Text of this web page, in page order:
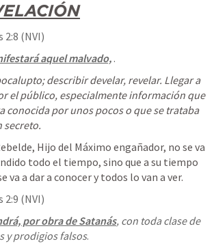
2:8 (NVI)
aquel malvado, .
; describir develar, revelar. Llegar a
el público, especialmente información que
conocida por unos pocos o que se trataba
secreto.
Hijo del Máximo engañador, no se va
todo el tiempo, sino que a su tiempo
va a dar a conocer y todos lo van a ver.
2:9 (NVI)
por obra de Satanás, con toda clase de
y prodigios falsos.